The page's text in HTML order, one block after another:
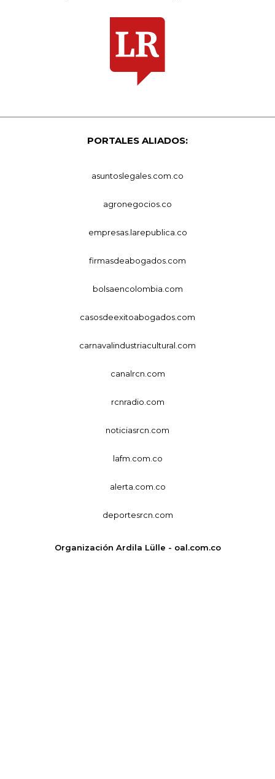
PORTALES ALIADOS:
asuntoslegales.com.co
agronegocios.co
empresas.larepublica.co
firmasdeabogados.com
bolsaencolombia.com
casosdeexitoabogados.com
carnavalindustriacultural.com
canalrcn.com
rcnradio.com
noticiasrcn.com
lafm.com.co
alerta.com.co
deportesrcn.com
Organización Ardila Lülle - oal.com.co